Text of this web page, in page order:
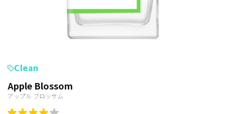
Clean
Apple Blossom
アップル ブロッサム